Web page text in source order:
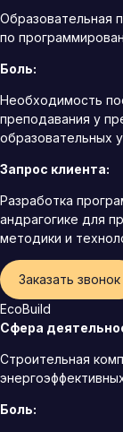
Образовательная
по
Боль:
Необходимость
преподавания у
образовательных
Запрос клиента:
Разработка
андрагогике для
методики и
Заказать звонок
EcoBuild
Сфера
Строительная
Боль: